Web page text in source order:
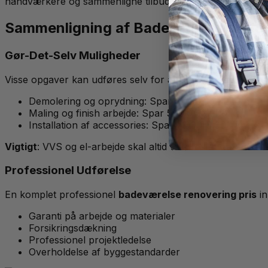
Sammenligning af Badeværelse
Gør-Det-Selv Muligheder
Visse opgaver kan udføres selv for at reducere
Demolering og oprydning: Spar 8.000-15.000 kr.
Maling og finish arbejde: Spar 5.000-10.000 kr.
Installation af accessories: Spar 2.000-5.000 kr.
Vigtigt: VVS og el-arbejde skal altid udføres af
Professionel Udførelse
En komplet professionel badeværelse renovering pris
Garanti på arbejde og materialer
Forsikringsdækning
Professionel projektledelse
Overholdelse af byggestandarder